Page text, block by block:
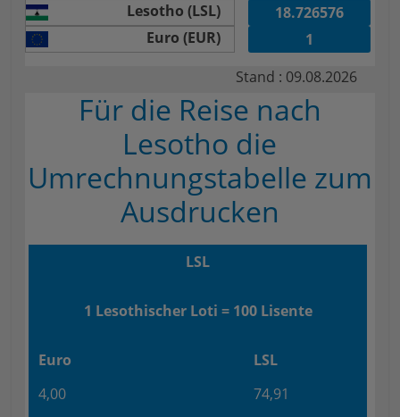
Lesotho (LSL)
Euro (EUR)
Stand : 09.08.2026
Für die Reise nach
Lesotho die
Umrechnungstabelle zum
Ausdrucken
LSL
1 Lesothischer Loti = 100 Lisente
Euro
LSL
4,00
74,91